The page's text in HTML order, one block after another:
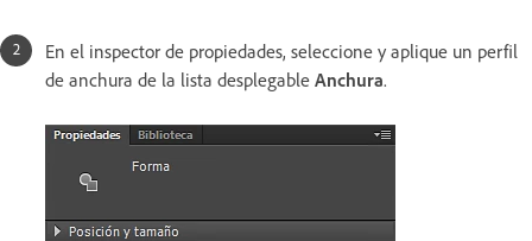
En el inspector de propiedades, seleccione y aplique un perfil
de anchura de la lista desplegable Anchura.